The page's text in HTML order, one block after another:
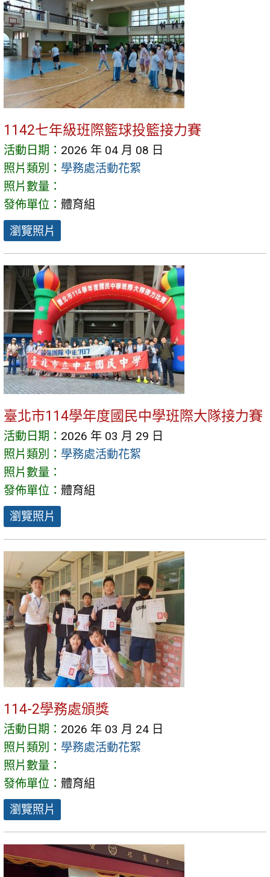
1142七年級班際籃球投籃接力賽
活動日期： 2026 年 04 月 08 日
照片類別： 學務處活動花絮
照片數量：
發佈單位： 體育組
瀏覽照片
臺北市114學年度國民中學班際大隊接力賽
活動日期： 2026 年 03 月 29 日
照片類別： 學務處活動花絮
照片數量：
發佈單位： 體育組
瀏覽照片
114-2學務處頒獎
活動日期： 2026 年 03 月 24 日
照片類別： 學務處活動花絮
照片數量：
發佈單位： 體育組
瀏覽照片